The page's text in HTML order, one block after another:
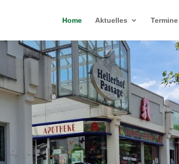
Home Aktuelles Termine
ZUM EINKAUFEN